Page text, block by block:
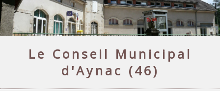
Le Conseil Municipal
d'Aynac (46)